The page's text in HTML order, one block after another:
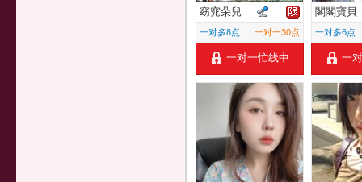
窈窕朵兒
一对多8点 一对一30点
一对一忙线中
閣閣寶貝
一对多6点
一